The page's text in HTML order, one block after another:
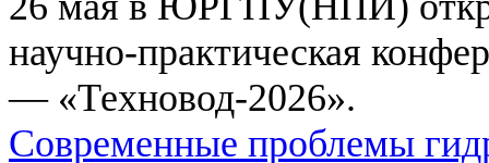
научно-практическая
— «Техновод-2026».
Современные проблемы